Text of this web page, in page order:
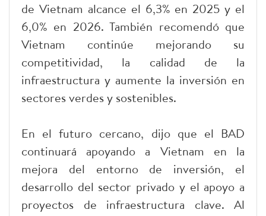
de Vietnam alcance el 6,3% en 2025 y el
6,0% en 2026. También recomendó que
Vietnam continúe mejorando su
competitividad, la calidad de la
infraestructura y aumente la inversión en
sectores verdes y sostenibles.
En el futuro cercano, dijo que el BAD
continuará apoyando a Vietnam en la
mejora del entorno de inversión, el
desarrollo del sector privado y el apoyo a
proyectos de infraestructura clave. Al